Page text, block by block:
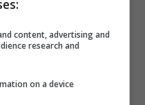
acqua salata e
Nel frattempo
content, advertising and
research and
on a device